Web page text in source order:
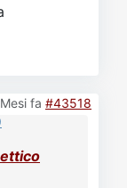
fa #43518